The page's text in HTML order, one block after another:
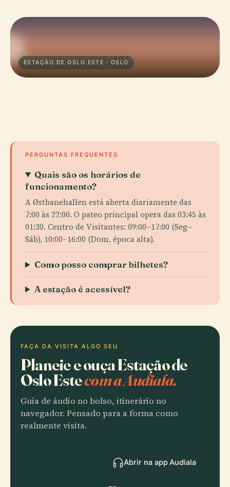
ESTAÇÃO DE OSLO ESTE · OSLO
PERGUNTAS FREQUENTES
Quais são os horários de
funcionamento?
A Østbanehallen está aberta diariamente das
7:00 às 22:00. O pateo principal opera das 03:45 às
01:30. Centro de Visitantes: 09:00–17:00 (Seg–
Sáb), 10:00–16:00 (Dom, época alta).
Como posso comprar bilhetes?
A estação é acessível?
FAÇA DA VISITA ALGO SEU
Planeie e ouça Estação de
Oslo Estecom a Audiala.
Guia de áudio no bolso, itinerário no
navegador. Pensado para a forma como
realmente visita.
Abrir na app Audiala